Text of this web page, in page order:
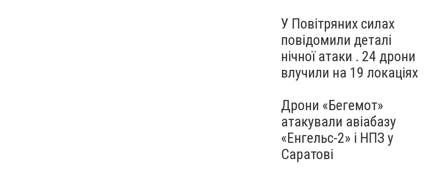
У Повітряних силах
повідомили деталі
нічної атаки . 24 дрони
влучили на 19 локаціях
Дрони «Бегемот»
атакували авіабазу
«Енгельс-2» і НПЗ у
Саратові